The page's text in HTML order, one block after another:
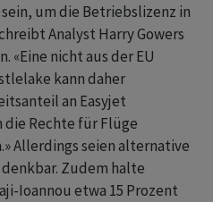
um die Betriebslizenz in
Analyst Harry Gowers
«Eine nicht aus der EU
kann daher
an Easyjet
Rechte für Flüge
Allerdings seien alternative
Zudem halte
Ioannou etwa 15 Prozent